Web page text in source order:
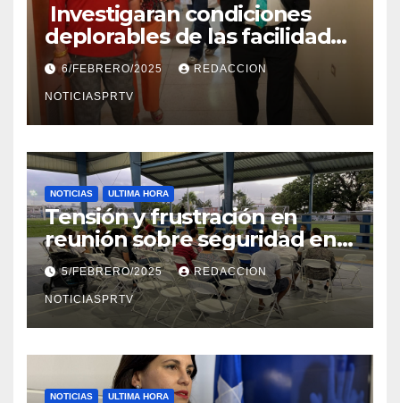
Investigaran condiciones
deplorables de las facilidades
el Departamento de la Salud
en Mayagüez
6/FEBRERO/2025 REDACCION
NOTICIASPRTV
NOTICIAS ULTIMA HORA
Tensión y frustración en
reunión sobre seguridad en
Reparto Metropolitano
5/FEBRERO/2025 REDACCION
NOTICIASPRTV
NOTICIAS ULTIMA HORA